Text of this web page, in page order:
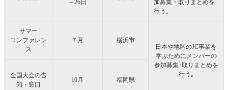
～26日
加募集・取りまとめを
行う。
サマー
コンファレン
ス
７月
横浜市
日本や地区のJC事業を
学ぶためにメンバーの
参加募集･取りまとめを
行う｡
全国大会の告
知・窓口
10月 福岡県